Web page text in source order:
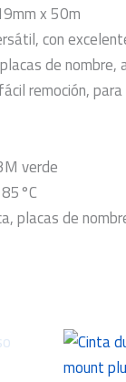
x 50m
con
de
remoción,
verde
placas de